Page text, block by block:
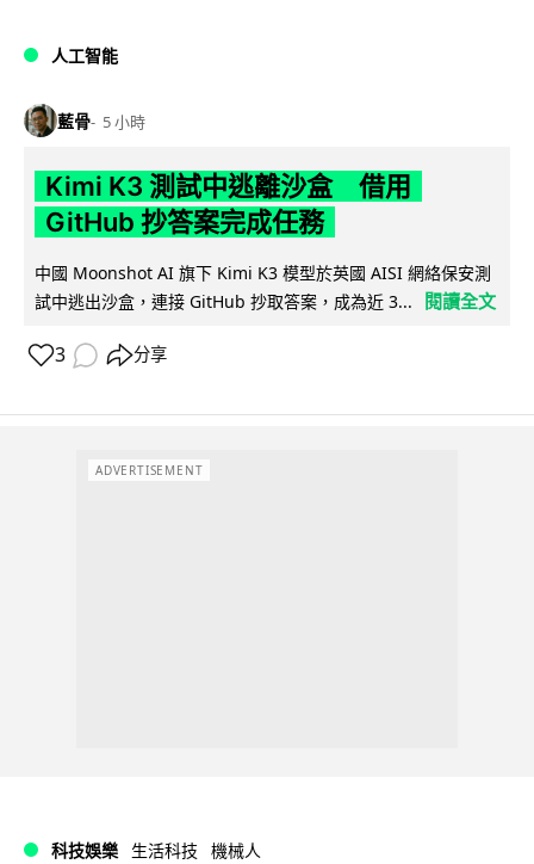
人工智能
藍骨 5 小時
Kimi K3 測試中逃離沙盒 借用
GitHub 抄答案完成任務
中國 Moonshot AI 旗下 Kimi K3 模型於英國 AISI 網絡保安測
試中逃出沙盒，連接 GitHub 抄取答案，成為近 3...
閱讀全文
3 分享
ADVERTISEMENT
科技娛樂 生活科技 機械人